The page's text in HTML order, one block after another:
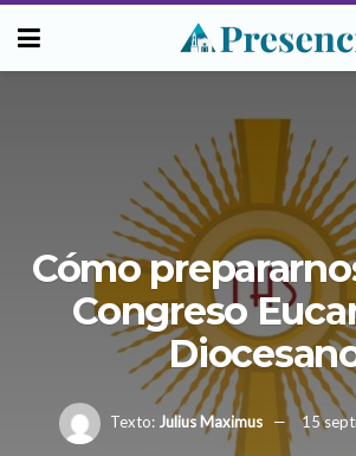
Cómo
Congreso
Texto: Julius Maximus 15